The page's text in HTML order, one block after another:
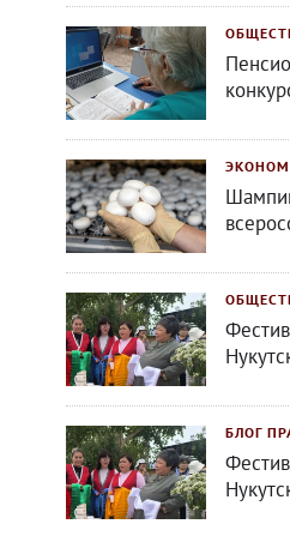
БЛОГ